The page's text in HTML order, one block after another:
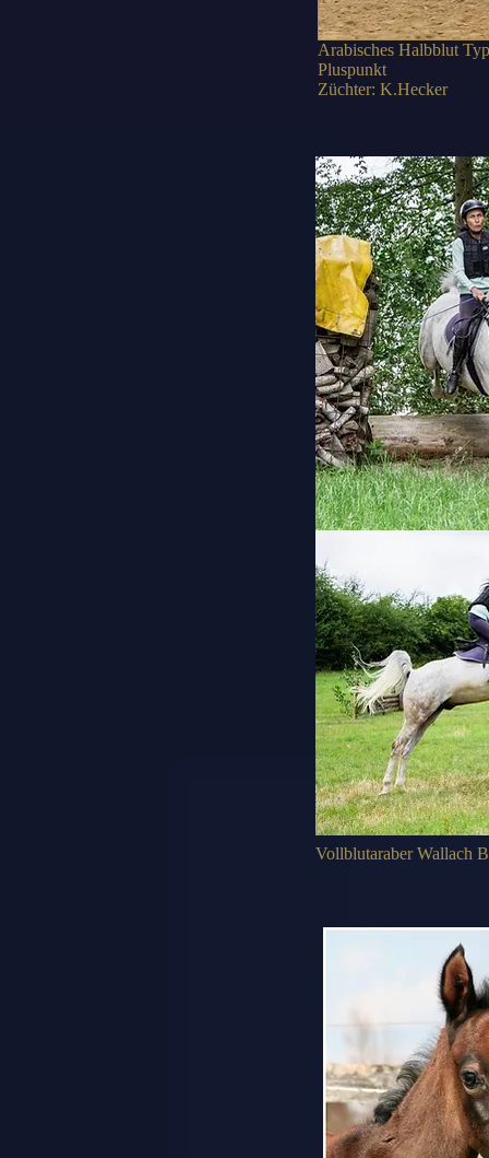
Arabisches Halbblut
Pluspunkt
Züchter: K.Hecker
Vollblutaraber Wallach